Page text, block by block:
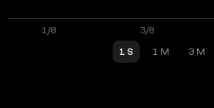
1 S 1 M 3 M